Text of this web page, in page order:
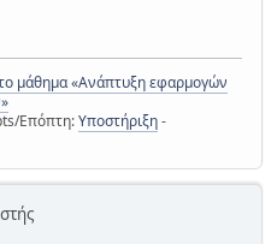
μάθημα «Ανάπτυξη εφαρμογών
Επόπτη:Υποστήριξη-